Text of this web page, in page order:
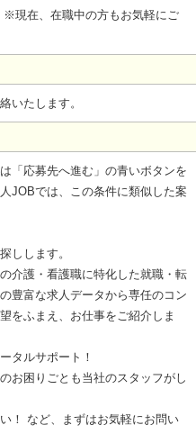
現在、在職中の方もお気軽にご
いたします。
「応募先へ進む」の青いボタンを
JOBでは、この条件に類似した案
しします。
介護・看護職に特化した就職・転
豊富な求人データから専任のコン
をふまえ、お仕事をご紹介しま
タルサポート！
お困りごとも当社のスタッフがし
！ など、まずはお気軽にお問い